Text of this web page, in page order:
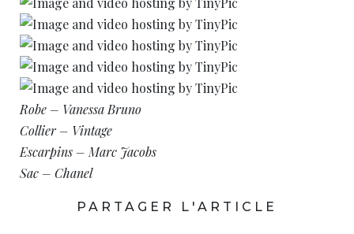
Robe – Vanessa Bruno
Collier – Vintage
Escarpins – Marc Jacobs
Sac – Chanel
PARTAGER L'ARTICLE